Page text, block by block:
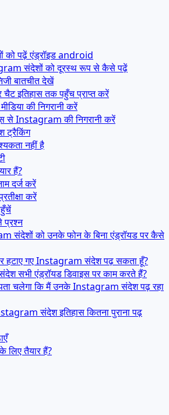
पढ़ें एंड्रॉइड android
संदेशों को दूरस्थ रूप से कैसे पढ़ें
बातचीत देखें
चैट इतिहास तक पहुँच प्राप्त करें
की निगरानी करें
से Instagram की निगरानी करें
ट्रैकिंग
नहीं है
हैं?
दर्ज करें
करें
प्रश्न
संदेशों को उनके फोन के बिना एंड्रॉयड पर कैसे
हटाए गए Instagram संदेश पढ़ सकता हूँ?
सभी एंड्रॉयड डिवाइस पर काम करते हैं?
पता चलेगा कि मैं उनके Instagram संदेश पढ़ रहा
संदेश इतिहास कितना पुराना पढ़
तैयार हैं?